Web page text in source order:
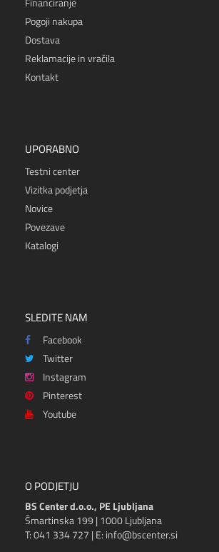
Pogoji nakupa
Dostava
Reklamacije in vračila
Kontakt
UPORABNO
Testni center
Vizitka podjetja
Novice
Povezave
Katalogi
SLEDITE NAM
Facebook
Twitter
Instagram
Pinterest
Youtube
O PODJETJU
BS Center d.o.o., PE Ljubljana
Šmartinska 199 | 1000 Ljubljana
T: 041 334 727 | E: info@bscenter.si